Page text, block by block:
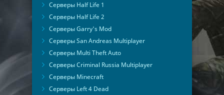
Серверы Half Life 1
Серверы Half Life 2
Серверы Garry's Mod
Серверы San Andreas Multiplayer
Серверы Multi Theft Auto
Серверы Criminal Russia Multiplayer
Серверы Minecraft
Серверы Left 4 Dead